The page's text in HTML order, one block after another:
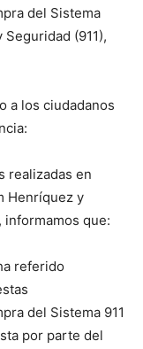
del Sistema
(911),
a los ciudadanos
realizadas en
Henríquez y
que:
referido
del Sistema 911
por parte del